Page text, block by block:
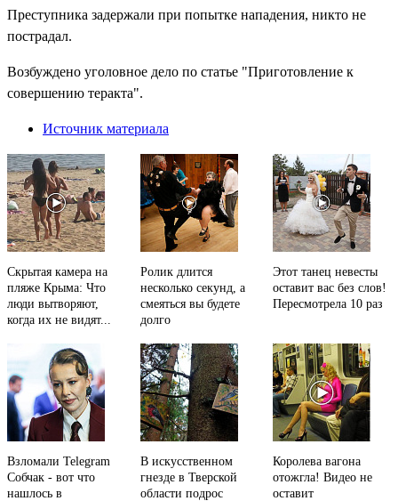
Преступника задержали при попытке нападения, никто не
пострадал.
Возбуждено уголовное дело по статье "Приготовление к
совершению теракта".
Источник материала
Скрытая камера на
пляже Крыма: Что
люди вытворяют,
когда их не видят...
Ролик длится
несколько секунд, а
смеяться вы будете
долго
Этот танец невесты
оставит вас без слов!
Пересмотрела 10 раз
Взломали Telegram
Собчак - вот что
нашлось в
В искусственном
гнезде в Тверской
области подрос
Королева вагона
отожгла! Видео не
оставит